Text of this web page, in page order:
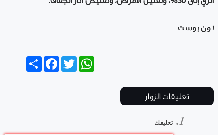
نون بوست
Share
FacebookTwitter
WhatsApp
تعليقات الزوار
تعليقك